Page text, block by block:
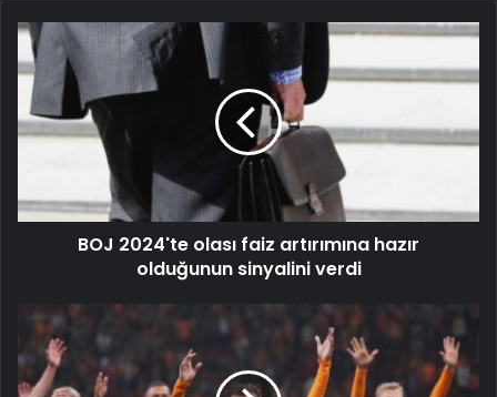
BOJ 2024'te olası faiz artırımına hazır
olduğunun sinyalini verdi